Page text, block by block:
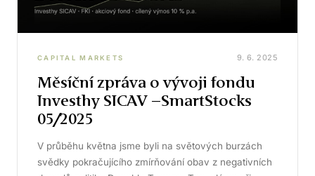
CAPITAL MARKETS 9. 6. 2025
Měsíční zpráva o vývoji fondu
Investhy SICAV –SmartStocks
05/2025
V průběhu května jsme byli na světových burzách
svědky pokračujícího zmírňování obav z negativních